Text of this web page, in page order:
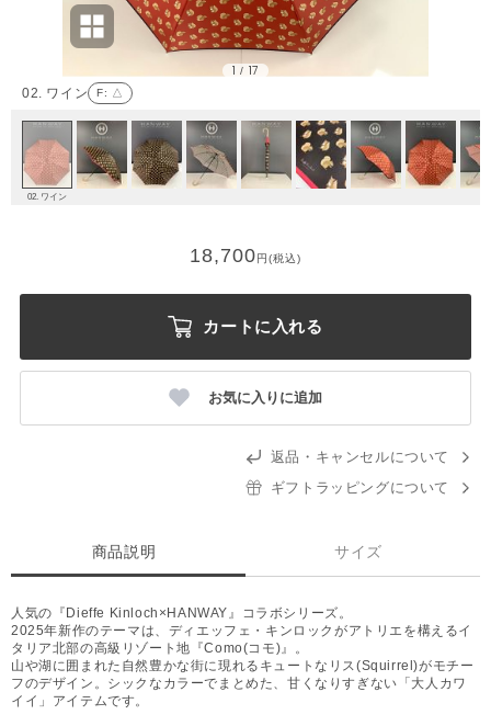
02. ワイン F: △
1 / 17
02. ワイン
18,700円(税込)
カートに入れる
お気に入りに追加
返品・キャンセルについて
ギフトラッピングについて
商品説明 サイズ
人気の『Dieffe Kinloch×HANWAY』コラボシリーズ。
2025年新作のテーマは、ディエッフェ・キンロックがアトリエを構えるイ
タリア北部の高級リゾート地『Como(コモ)』。
山や湖に囲まれた自然豊かな街に現れるキュートなリス(Squirrel)がモチー
フのデザイン。シックなカラーでまとめた、甘くなりすぎない「大人カワ
イイ」アイテムです。